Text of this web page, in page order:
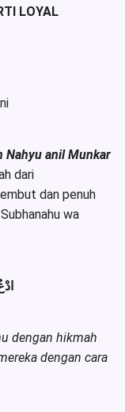
LOYAL
Nahyu anil Munkar
dari
dan penuh
wa
dengan hikmah
dengan cara